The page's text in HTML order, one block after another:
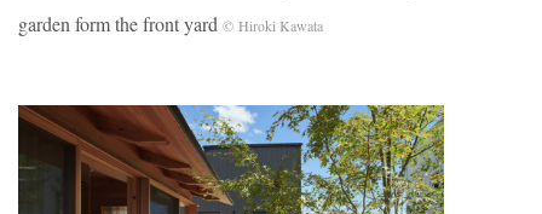
garden form the front yard © Hiroki Kawata